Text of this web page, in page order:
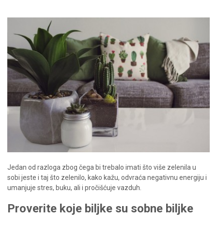
Jedan od razloga zbog čega bi trebalo imati što više zelenila u
sobi jeste i taj što zelenilo, kako kažu, odvraća negativnu energiju i
umanjuje stres, buku, ali i pročišćuje vazduh.
Proverite koje biljke su sobne biljke